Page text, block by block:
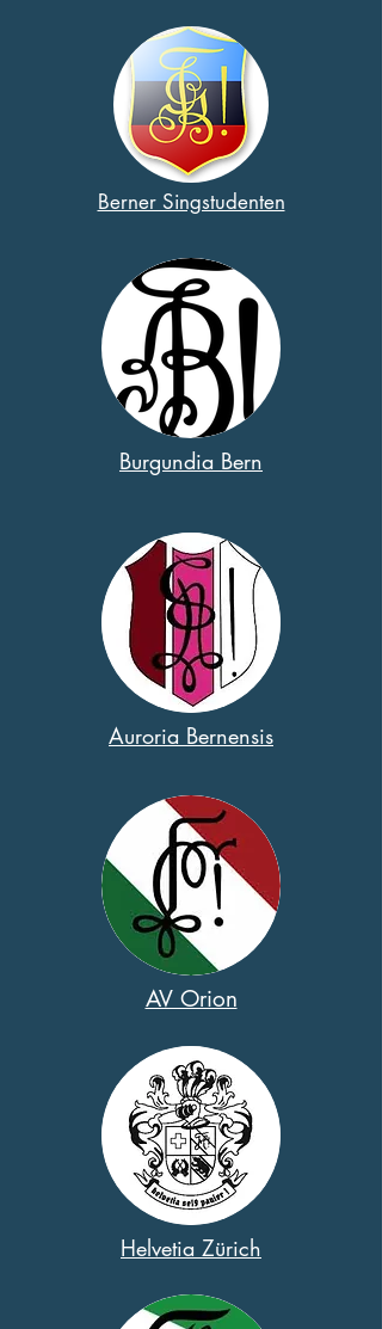
Berner Singstudenten
Burgundia Bern
Auroria Bernensis
AV Orion
Helvetia Zürich